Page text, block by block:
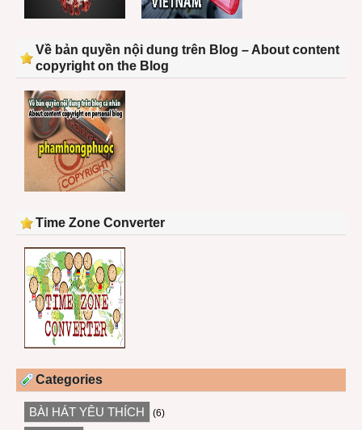
Về bản quyền nội dung trên Blog – About content
copyright on the Blog
Time Zone Converter
Categories
BÀI HÁT YÊU THÍCH (6)